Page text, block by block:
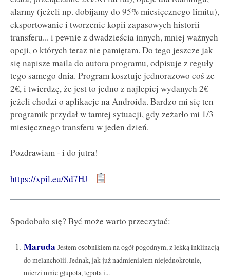
alarmy (jeżeli np. dobijamy do 95% miesięcznego limitu),
eksportowanie i tworzenie kopii zapasowych historii
transferu... i pewnie z dwadzieścia innych, mniej ważnych
opcji, o których teraz nie pamiętam. Do tego jeszcze jak
się napisze maila do autora programu, odpisuje z reguły
tego samego dnia. Program kosztuje jednorazowo coś ze
2€, i twierdzę, że jest to jedno z najlepiej wydanych 2€
jeżeli chodzi o aplikacje na Androida. Bardzo mi się ten
programik przydał w tamtej sytuacji, gdy zeżarło mi 1/3
miesięcznego transferu w jeden dzień.
Pozdrawiam - i do jutra!
https://xpil.eu/Sd7HJ
Spodobało się? Być może warto przeczytać:
Maruda Jestem osobnikiem na ogół pogodnym, z lekką inklinacją
do melancholii. Jednak, jak już nadmieniałem niejednokrotnie,
mierzi mnie głupota, tępota i...